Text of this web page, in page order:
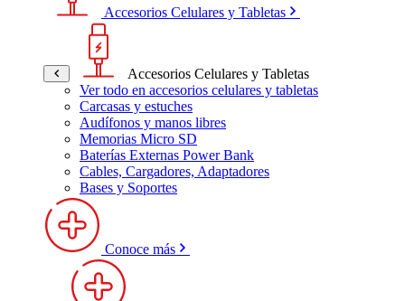
Accesorios Celulares y Tabletas
Accesorios Celulares y Tabletas
Ver todo en accesorios celulares y tabletas
Carcasas y estuches
Audífonos y manos libres
Memorias Micro SD
Baterías Externas Power Bank
Cables, Cargadores, Adaptadores
Bases y Soportes
Conoce más